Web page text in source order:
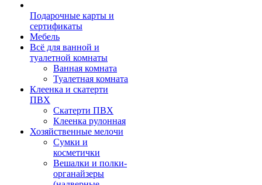
Подарочные карты и
сертификаты
Мебель
Всё для ванной и
туалетной комнаты
Ванная комната
Туалетная комната
Клеенка и скатерти
ПВХ
Скатерти ПВХ
Клеенка рулонная
Хозяйственные мелочи
Сумки и
косметички
Вешалки и полки-
органайзеры